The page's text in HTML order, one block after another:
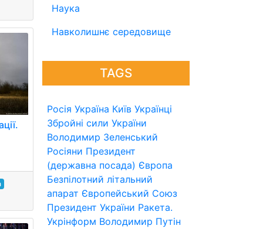
Наука
Навколишнє середовище
TAGS
Росія Україна Київ Українці
Збройні сили України
Володимир Зеленський
Росіяни Президент
(державна посада) Європа
Безпілотний літальний
апарат Європейський Союз
Президент України Ракета.
Укрінформ Володимир Путін